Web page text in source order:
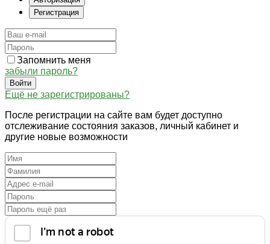
Регистрация
Запомнить меня
забыли пароль?
Войти
Ещё не зарегистрированы?
После регистрации на сайте вам будет доступно
отслеживание состояния заказов, личный кабинет и
другие новые возможности